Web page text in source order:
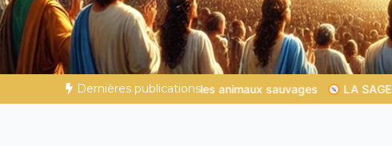
chemin
Dernières publications
animaux sauvages LA SAGESSE DE DIEU POUR TON QUOTIDIEN |